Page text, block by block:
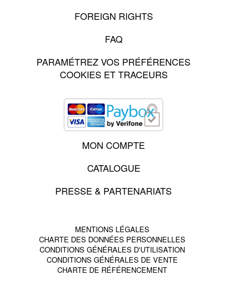
FOREIGN RIGHTS
FAQ
PARAMÉTREZ VOS PRÉFÉRENCES
COOKIES ET TRACEURS
MON COMPTE
CATALOGUE
PRESSE & PARTENARIATS
MENTIONS LÉGALES
CHARTE DES DONNÉES PERSONNELLES
CONDITIONS GÉNÉRALES D'UTILISATION
CONDITIONS GÉNÉRALES DE VENTE
CHARTE DE RÉFÉRENCEMENT